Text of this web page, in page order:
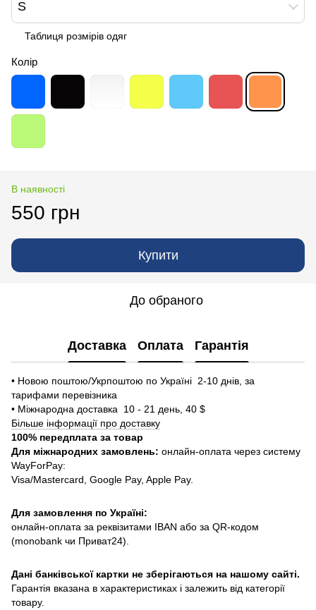
S
Таблиця розмірів одяг
Колір
В наявності
550 грн
Купити
До обраного
Доставка Оплата Гарантія
• Новою поштою/Укрпоштою по Україні 2-10 днів, за
тарифами перевізника
• Міжнародна доставка 10 - 21 день, 40 $
Більше інформації про доставку
100% передплата за товар
Для міжнародних замовлень: онлайн-оплата через систему
WayForPay:
Visa/Mastercard, Google Pay, Apple Pay.
Для замовлення по Україні:
онлайн-оплата за реквізитами IBAN або за QR-кодом
(monobank чи Приват24).
Дані банківської картки не зберігаються на нашому сайті.
Гарантія вказана в характеристиках і залежить від категорії
товару.